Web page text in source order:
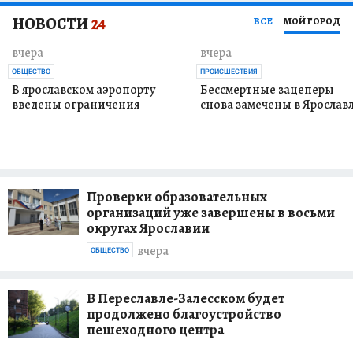
Проверки образовательных
организаций уже завершены в восьми
округах Ярославии
вчера
ОБЩЕСТВО
В Переславле-Залесском будет
продолжено благоустройство
пешеходного центра
НОВОСТИ24 ВСЕ МОЙ ГОРОД
вчера
ОБЩЕСТВО
В ярославском аэропорту
введены ограничения
вчера
ПРОИСШЕСТВИЯ
Бессмертные зацеперы
снова замечены в